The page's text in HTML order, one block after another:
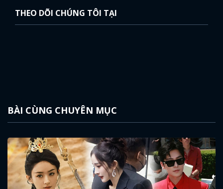
THEO DÕI CHÚNG TÔI TẠI
BÀI CÙNG CHUYÊN MỤC